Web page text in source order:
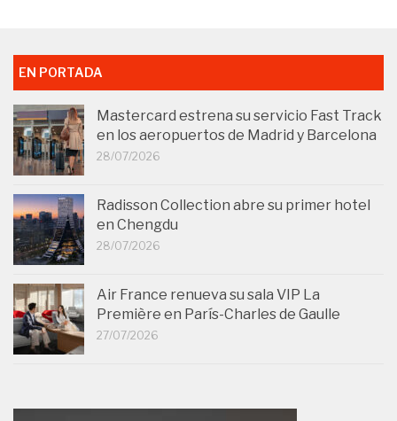
EN PORTADA
Mastercard estrena su servicio Fast Track
en los aeropuertos de Madrid y Barcelona
28/07/2026
Radisson Collection abre su primer hotel
en Chengdu
28/07/2026
Air France renueva su sala VIP La
Première en París-Charles de Gaulle
27/07/2026